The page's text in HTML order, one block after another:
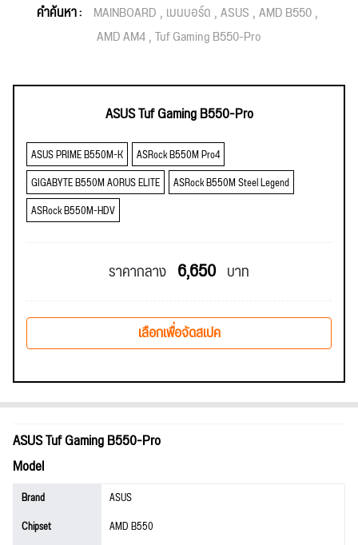
คำค้นหา : MAINBOARD เมนบอร์ด ASUS AMD B550
AMD AM4 Tuf Gaming B550-Pro
ASUS Tuf Gaming B550-Pro
ASUS PRIME B550M-K
ASRock B550M Pro4
GIGABYTE B550M AORUS ELITE
ASRock B550M Steel Legend
ASRock B550M-HDV
ราคากลาง 6,650 บาท
เลือกเพื่อจัดสเปค
ASUS Tuf Gaming B550-Pro
Model
Brand
ASUS
Chipset
AMD B550